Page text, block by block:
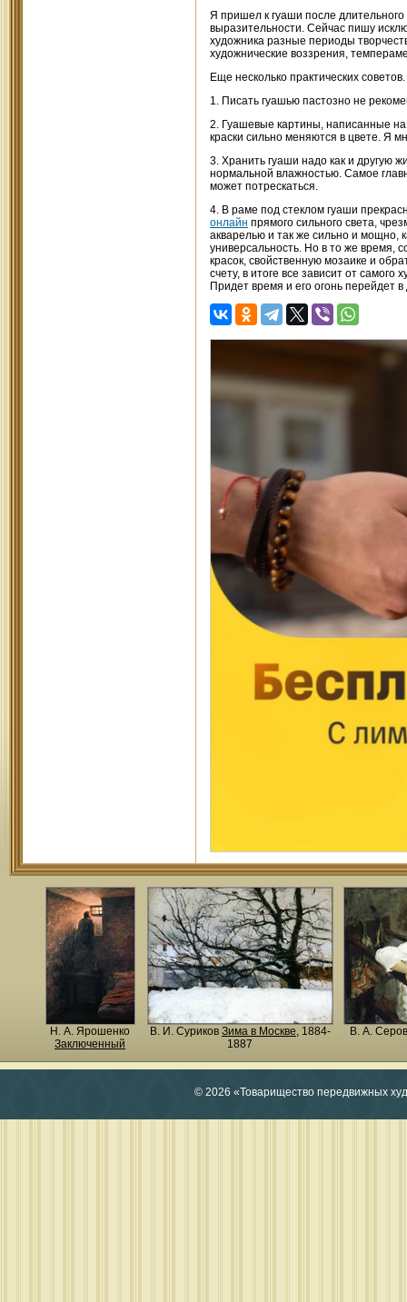
Я пришел к гуаши после
выразительности. Сейчас пишу
художника разные периоды
художнические воззрения,
Еще несколько практических советов.
1. Писать гуашью пастозно не
2. Гуашевые картины, написанные
краски сильно меняются в цвете. Я
3. Хранить гуаши надо как и другую
нормальной влажностью. Самое
может потрескаться.
4. В раме под стеклом гуаши
онлайн прямого сильного света,
акварелью и так же сильно и мощно,
универсальность. Но в то же время,
красок, свойственную мозаике и
счету, в итоге все зависит от
Придет время и его огонь перейдет
Н. A. Ярошенко
Заключенный
В. И. Суриков Зима в Москве, 1884-
1887
В. А.
© 2026 «Товарищество передвижных